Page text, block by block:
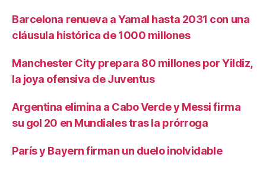
Barcelona renueva a Yamal hasta 2031 con una
cláusula histórica de 1000 millones
Manchester City prepara 80 millones por Yildiz,
la joya ofensiva de Juventus
Argentina elimina a Cabo Verde y Messi firma
su gol 20 en Mundiales tras la prórroga
París y Bayern firman un duelo inolvidable